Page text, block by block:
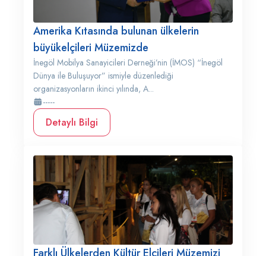
Amerika Kıtasında bulunan ülkelerin
büyükelçileri Müzemizde
İnegöl Mobilya Sanayicileri Derneği’nin (İMOS) “İnegöl
Dünya ile Buluşuyor” ismiyle düzenlediği
organizasyonların ikinci yılında, A...
-----
Detaylı Bilgi